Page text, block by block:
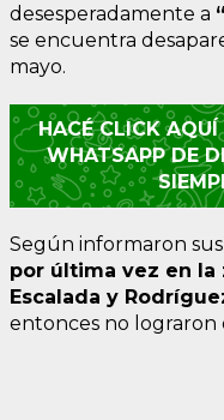
desesperadamente a
se encuentra
mayo.
HACÉ CLICK
WHATSAPP DE
Según informaron
por última vez en la
Escalada y
entonces no lograron